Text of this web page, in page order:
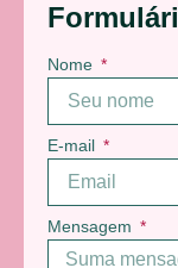
Nome
E-mail
Mensagem